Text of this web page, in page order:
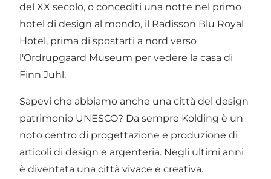
del XX secolo, o concediti una notte nel primo
hotel di design al mondo, il Radisson Blu Royal
Hotel, prima di spostarti a nord verso
l'Ordrupgaard Museum per vedere la casa di
Finn Juhl.
Sapevi che abbiamo anche una città del design
patrimonio UNESCO? Da sempre Kolding è un
noto centro di progettazione e produzione di
articoli di design e argenteria. Negli ultimi anni
è diventata una città vivace e creativa.